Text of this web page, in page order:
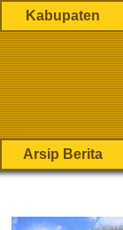
Kabupaten
Arsip Berita